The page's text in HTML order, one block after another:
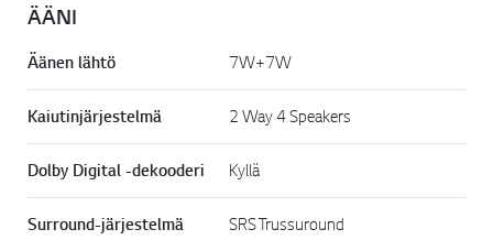
ÄÄNI
Äänen lähtö 7W+7W
Kaiutinjärjestelmä 2 Way 4 Speakers
Dolby Digital -dekooderi Kyllä
Surround-järjestelmä SRS Trussuround